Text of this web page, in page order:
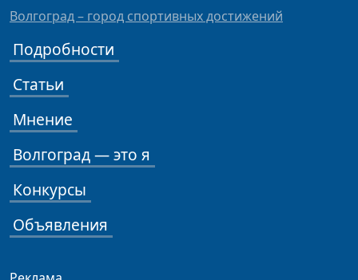
Волгоград – город спортивных достижений
Подробности
Статьи
Мнение
Волгоград — это я
Конкурсы
Объявления